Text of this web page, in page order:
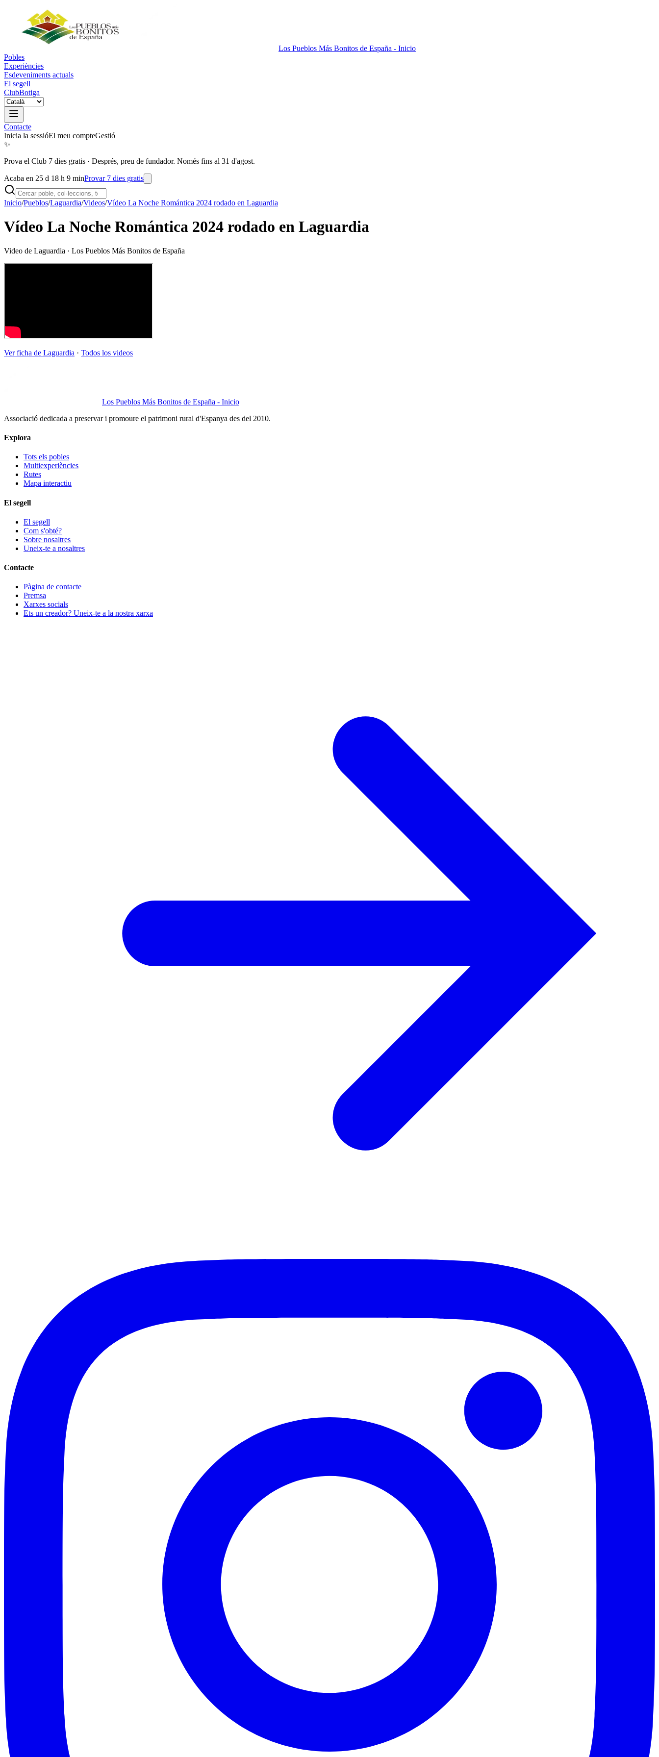
Los Pueblos Más Bonitos de España - Inicio
Pobles
Experiències
Esdeveniments actuals
El segell
ClubBotiga
Contacte
Inicia la sessióEl meu compteGestió
✨
Prova el Club 7 dies gratis · Després, preu de fundador. Només fins al 31 d'agost.
Acaba en 25 d 18 h 9 minProvar 7 dies gratis
Inicio/Pueblos/Laguardia/Videos/Vídeo La Noche Romántica 2024 rodado en Laguardia
Vídeo La Noche Romántica 2024 rodado en Laguardia
Video de Laguardia · Los Pueblos Más Bonitos de España
Ver ficha de Laguardia · Todos los videos
Los Pueblos Más Bonitos de España - Inicio
Associació dedicada a preservar i promoure el patrimoni rural d'Espanya des del 2010.
Explora
Tots els pobles
Multiexperiències
Rutes
Mapa interactiu
El segell
El segell
Com s'obté?
Sobre nosaltres
Uneix-te a nosaltres
Contacte
Pàgina de contacte
Premsa
Xarxes socials
Ets un creador? Uneix-te a la nostra xarxa